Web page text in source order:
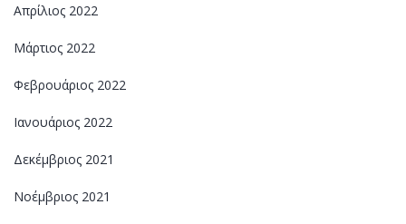
Απρίλιος 2022
Μάρτιος 2022
Φεβρουάριος 2022
Ιανουάριος 2022
Δεκέμβριος 2021
Νοέμβριος 2021